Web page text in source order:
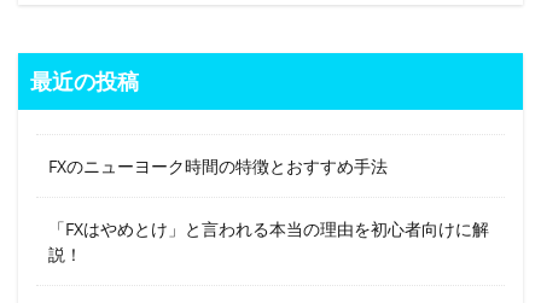
最近の投稿
FXのニューヨーク時間の特徴とおすすめ手法
「FXはやめとけ」と言われる本当の理由を初心者向けに解
説！